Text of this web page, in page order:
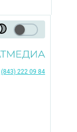
(843) 222 09 84